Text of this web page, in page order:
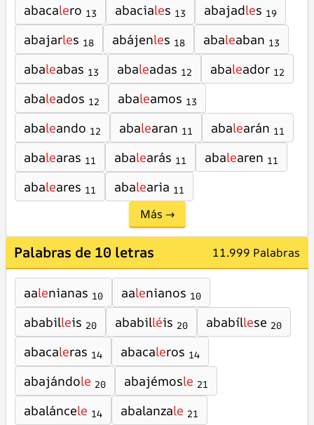
abacalero 13 abaciales 13 abajadles 19
abajarles 18 abájenles 18 abaleaban 13
abaleabas 13 abaleadas 12 abaleador 12
abaleados 12 abaleamos 13
abaleando 12 abalearan 11 abalearán 11
abalearas 11 abalearás 11 abalearen 11
abaleares 11 abalearia 11
Más →
Palabras de 10 letras 11.999 Palabras
aalenianas 10 aalenianos 10
ababilleis 20 ababilléis 20 ababíllese 20
abacaleras 14 abacaleros 14
abajándole 20 abajémosle 21
abaláncele 14 abalanzale 21